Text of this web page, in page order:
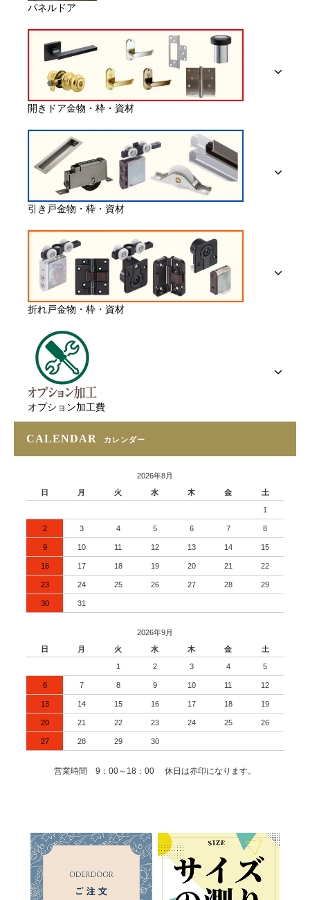
パネルドア
開きドア金物・枠・資材
引き戸金物・枠・資材
折れ戸金物・枠・資材
オプション加工費
CALENDAR カレンダー
2026年8月
日
月 火 水 木 金 土
1
2 3 4 5 6 7 8
9 10 11 12 13 14 15
16 17 18 19 20 21 22
23 24 25 26 27 28 29
30 31
2026年9月
日
月 火 水 木 金 土
1 2 3 4 5
6 7 8 9 10 11 12
13 14 15 16 17 18 19
20 21 22 23 24 25 26
27 28 29 30
営業時間 9：00～18：00 休日は赤印になります。